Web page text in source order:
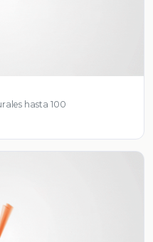
hasta 100